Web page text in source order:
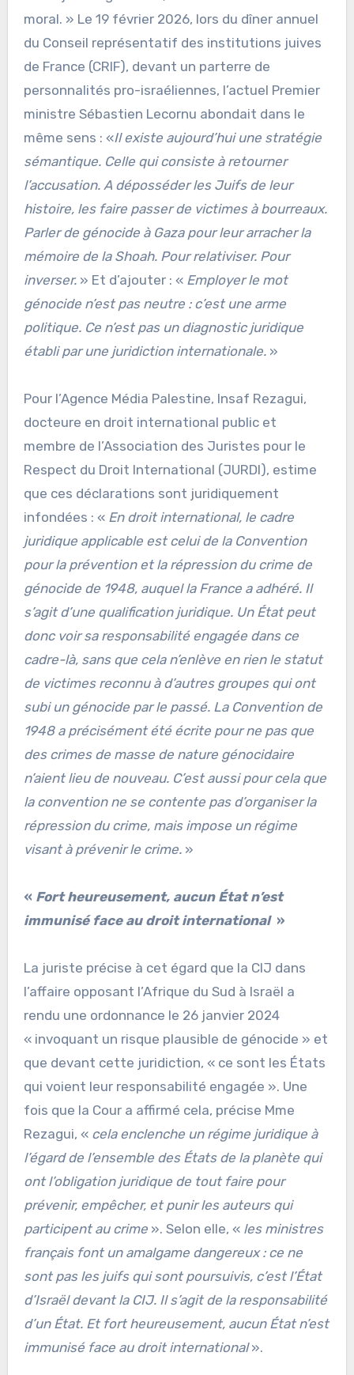
moral. » Le 19 février 2026, lors du dîner annuel
du Conseil représentatif des institutions juives
de France (CRIF), devant un parterre de
personnalités pro-israéliennes, l’actuel Premier
ministre Sébastien Lecornu abondait dans le
même sens : «Il existe aujourd’hui une stratégie
sémantique. Celle qui consiste à retourner
l’accusation. A déposséder les Juifs de leur
histoire, les faire passer de victimes à bourreaux.
Parler de génocide à Gaza pour leur arracher la
mémoire de la Shoah. Pour relativiser. Pour
inverser.» Et d’ajouter : « Employer le mot
génocide n’est pas neutre : c’est une arme
politique. Ce n’est pas un diagnostic juridique
établi par une juridiction internationale.»
Pour l’Agence Média Palestine, Insaf Rezagui,
docteure en droit international public et
membre de l’Association des Juristes pour le
Respect du Droit International (JURDI), estime
que ces déclarations sont juridiquement
infondées : « En droit international, le cadre
juridique applicable est celui de la Convention
pour la prévention et la répression du crime de
génocide de 1948, auquel la France a adhéré. Il
s’agit d’une qualification juridique. Un État peut
donc voir sa responsabilité engagée dans ce
cadre-là, sans que cela n’enlève en rien le statut
de victimes reconnu à d’autres groupes qui ont
subi un génocide par le passé. La Convention de
1948 a précisément été écrite pour ne pas que
des crimes de masse de nature génocidaire
n’aient lieu de nouveau. C’est aussi pour cela que
la convention ne se contente pas d’organiser la
répression du crime, mais impose un régime
visant à prévenir le crime.»
« Fort heureusement, aucun État n’est
immunisé face au droit international»
La juriste précise à cet égard que la CIJ dans
l’affaire opposant l’Afrique du Sud à Israël a
rendu une ordonnance le 26 janvier 2024
« invoquant un risque plausible de génocide » et
que devant cette juridiction, « ce sont les États
qui voient leur responsabilité engagée ». Une
fois que la Cour a affirmé cela, précise Mme
Rezagui, « cela enclenche un régime juridique à
l’égard de l’ensemble des États de la planète qui
ont l’obligation juridique de tout faire pour
prévenir, empêcher, et punir les auteurs qui
participent au crime». Selon elle, « les ministres
français font un amalgame dangereux : ce ne
sont pas les juifs qui sont poursuivis, c’est l’État
d’Israël devant la CIJ. Il s’agit de la responsabilité
d’un État. Et fort heureusement, aucun État n’est
immunisé face au droit international».